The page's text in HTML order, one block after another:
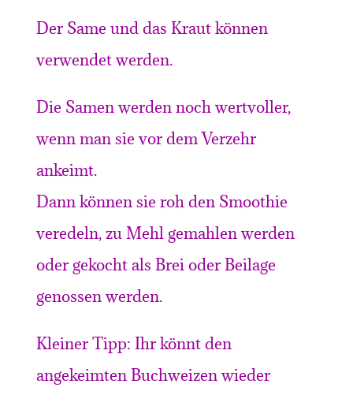
Der Same und das Kraut können
verwendet werden.
Die Samen werden noch wertvoller,
wenn man sie vor dem Verzehr
ankeimt.
Dann können sie roh den Smoothie
veredeln, zu Mehl gemahlen werden
oder gekocht als Brei oder Beilage
genossen werden.
Kleiner Tipp: Ihr könnt den
angekeimten Buchweizen wieder